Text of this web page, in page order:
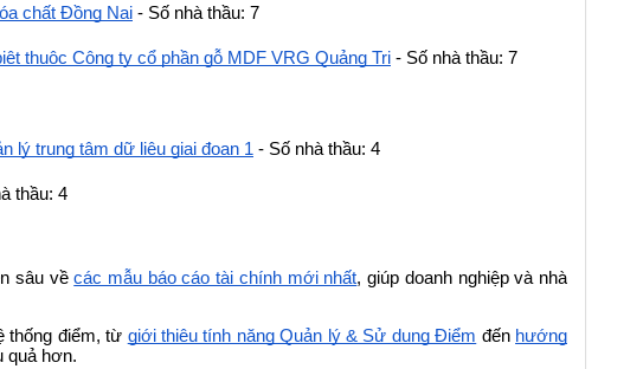
chất Đồng Nai - Số nhà thầu: 7
thuộc Công ty cổ phần gỗ MDF VRG Quảng Trị - Số nhà thầu: 7
lý trung tâm dữ liệu giai đoạn 1 - Số nhà thầu: 4
thầu: 4
sâu về các mẫu báo cáo tài chính mới nhất, giúp doanh nghiệp và nhà
thống điểm, từ giới thiệu tính năng Quản lý & Sử dụng Điểm đến hướng
quả hơn.